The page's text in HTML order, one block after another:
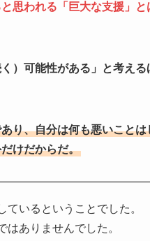
思われる「巨大な支援」と
）可能性がある」と考える
り、自分は何も悪いことは
けだからだ。
ているということでした。
ありませんでした。